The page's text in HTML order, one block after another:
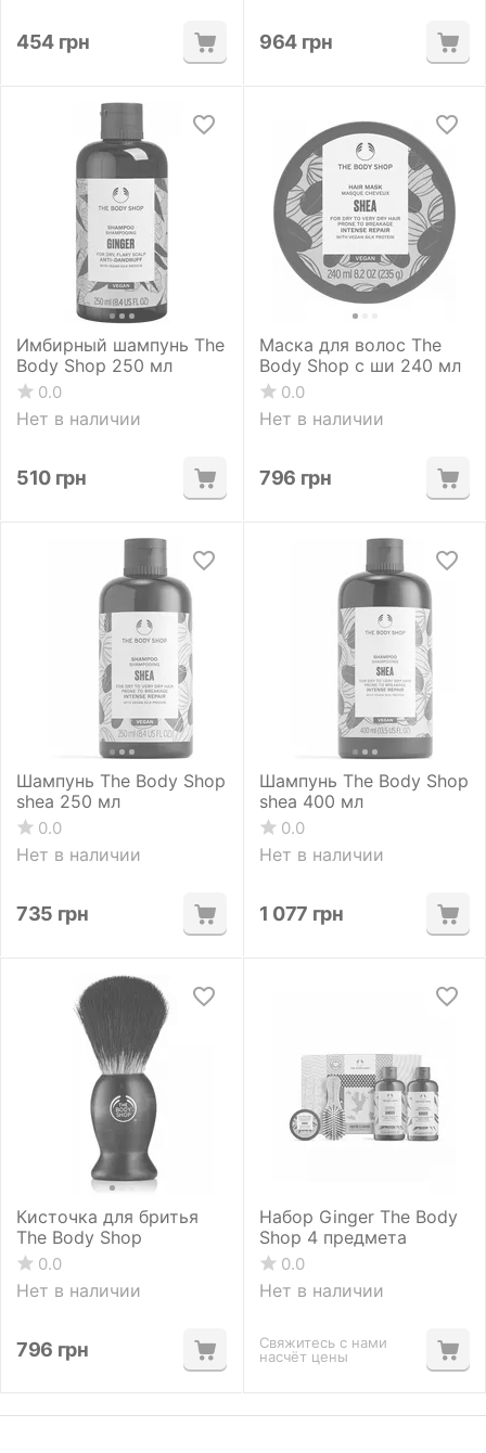
454 грн 964 грн
Имбирный шампунь The
Body Shop 250 мл
0.0
Нет в наличии
510 грн
Маска для волос The
Body Shop с ши 240 мл
0.0
Нет в наличии
796 грн
Шампунь The Body Shop
shea 250 мл
0.0
Нет в наличии
735 грн
Шампунь The Body Shop
shea 400 мл
0.0
Нет в наличии
1 077 грн
Кисточка для бритья
The Body Shop
0.0
Нет в наличии
796 грн
Набор Ginger The Body
Shop 4 предмета
0.0
Нет в наличии
Свяжитесь с нами
насчёт цены